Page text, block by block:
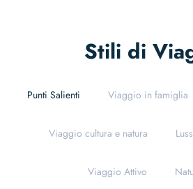
Stili di
Punti Salienti Viaggio in famiglia
Viaggio cultura e natura
Viaggio Attivo